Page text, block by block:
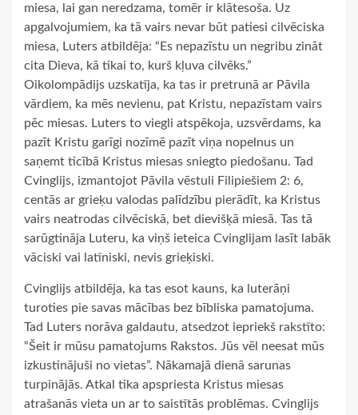
miesa, lai gan neredzama, tomēr ir klātesoša. Uz
apgalvojumiem, ka tā vairs nevar būt patiesi cilvēciska
miesa, Luters atbildēja: “Es nepazīstu un negribu zināt
cita Dieva, kā tikai to, kurš kļuva cilvēks.”
Oikolompādijs uzskatīja, ka tas ir pretrunā ar Pāvila
vārdiem, ka mēs nevienu, pat Kristu, nepazīstam vairs
pēc miesas. Luters to viegli atspēkoja, uzsvērdams, ka
pazīt Kristu garīgi nozīmē pazīt viņa nopelnus un
saņemt ticībā Kristus miesas sniegto piedošanu. Tad
Cvinglijs, izmantojot Pāvila vēstuli Filipiešiem 2: 6,
centās ar grieķu valodas palīdzību pierādīt, ka Kristus
vairs neatrodas cilvēciskā, bet dievišķā miesā. Tas tā
sarūgtināja Luteru, ka viņš ieteica Cvinglijam lasīt labāk
vāciski vai latīniski, nevis grieķiski.
Cvinglijs atbildēja, ka tas esot kauns, ka luterāņi
turoties pie savas mācības bez bībliska pamatojuma.
Tad Luters norāva galdautu, atsedzot iepriekš rakstīto:
“Šeit ir mūsu pamatojums Rakstos. Jūs vēl neesat mūs
izkustinājuši no vietas”. Nākamajā dienā sarunas
turpinājās. Atkal tika apspriesta Kristus miesas
atrašanās vieta un ar to saistītās problēmas. Cvinglijs